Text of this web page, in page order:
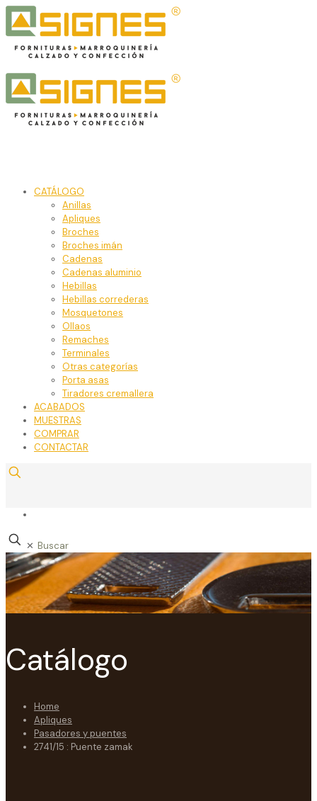
CATÁLOGO
Anillas
Apliques
Broches
Broches imán
Cadenas
Cadenas aluminio
Hebillas
Hebillas correderas
Mosquetones
Ollaos
Remaches
Terminales
Otras categorías
Porta asas
Tiradores cremallera
ACABADOS
MUESTRAS
COMPRAR
CONTACTAR
✕
Catálogo
Home
Apliques
Pasadores y puentes
2741/15 : Puente zamak